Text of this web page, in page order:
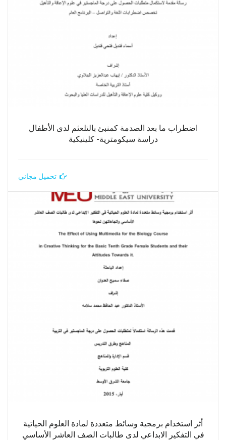
اضطراب ما بعد الصدمة كمنبئ بالتلعثم لدى الأطفال
دراسة سيكومترية- كلينيكية
تحميل مجاني
أثر استخدام برمجية وسائط متعددة لمادة العلوم الحياتية
في التفكير الابداعي لدى طالبات الصف العاشر الأساسي